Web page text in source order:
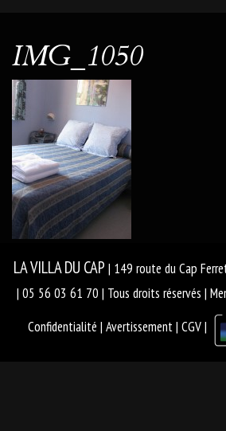
IMG_1050
LA VILLA DU CAP | 149 route du Cap
| 05 56 03 61 70 | Tous droits réservés |
Confidentialité | Avertissement| CGV|